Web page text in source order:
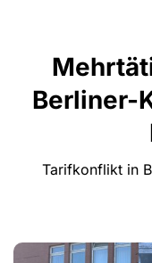
Berliner-
Tarifkonflikt in